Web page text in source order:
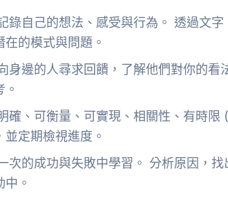
錄自己的想法、感受與行為。 透過文
的模式與問題。
身邊的人尋求回饋，了解他們對你的看
確、可衡量、可實現、相關性、有時
定期檢視進度。
次的成功與失敗中學習。 分析原因，
。